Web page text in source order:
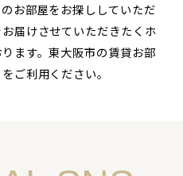
お部屋をお探ししていただ
届けさせていただきたくホ
ます。東大阪市の賃貸お部
ご利用ください。